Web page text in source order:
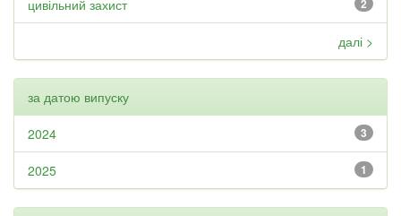
2
цивільний захист
далі >
за датою випуску
3
2024
1
2025